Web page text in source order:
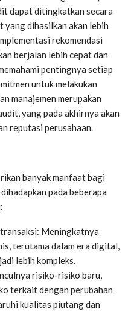
dapat ditingkatkan secara
dihasilkan akan lebih
rekomendasi
berjalan lebih cepat dan
pentingnya setiap
untuk melakukan
manajemen merupakan
yang pada akhirnya akan
reputasi perusahaan.
banyak manfaat bagi
pada beberapa
Meningkatnya
terutama dalam era digital,
lebih kompleks.
risiko-risiko baru,
terkait dengan perubahan
kualitas piutang dan